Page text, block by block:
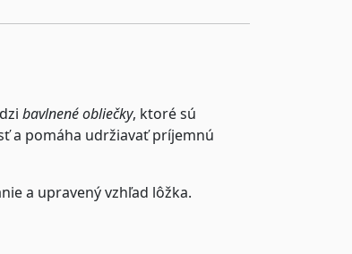
bavlnené obliečky, ktoré sú
a pomáha udržiavať príjemnú
a upravený vzhľad lôžka.